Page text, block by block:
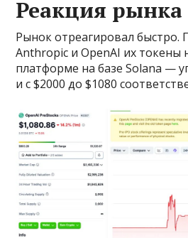
Реакция рынка
Рынок отреагировал быстро.
Anthropic и OpenAI их токены
платформе на базе Solana —
и с $2000 до $1080